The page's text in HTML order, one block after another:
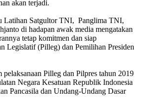
akan terjadi.
Latihan Satgultor TNI, Panglima TNI,
di hadapan awak media mengatakan
tetap komitmen dan siap
Legislatif (Pilleg) dan Pemilihan Presiden
Pilleg dan Pilpres tahun 2019
Negara Kesatuan Republik Indonesia
Pancasila dan Undang-Undang Dasar